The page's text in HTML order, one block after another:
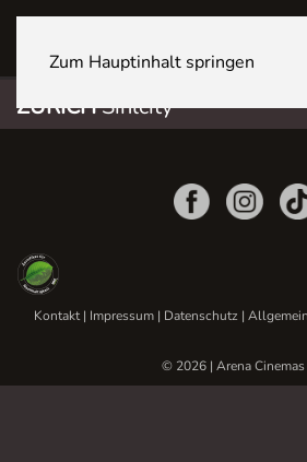
Zum Hauptinhalt springen
ZÜRICHSihlcity
Kontakt| Impressum | Datenschutz |
© 2026 | Arena Cinemas